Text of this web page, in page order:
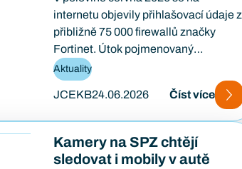
internetu objevily přihlašovací údaje z
přibližně 75 000 firewallů značky
Fortinet. Útok pojmenovaný
FortiBleed ukázal, jak se i
bezpečnostní…
Aktuality
JCEKB24.06.2026 Číst více
Kamery na SPZ chtějí
sledovat i mobily v autě